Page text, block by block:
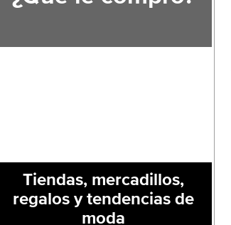
Tiendas, mercadillos,
regalos y tendencias de
moda